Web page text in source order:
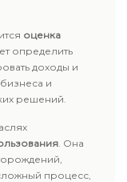
оценка
определить
доходы и
и
решений.
. Она
процесс,